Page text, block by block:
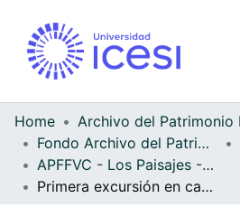
Home
Fondo Archivo del Patrimonio Fotográfico y Fílmico del Valle del Cauca
APFFVC - Los Paisajes - Patrimonial
Primera excursión en camiones Brockway de Cali a Manizales